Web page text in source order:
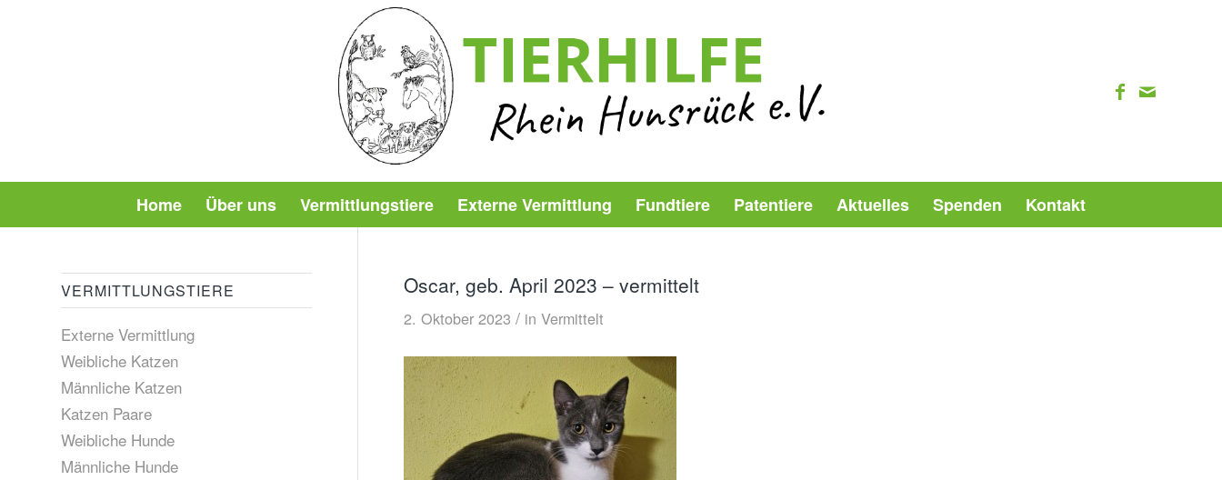
Home Über uns Vermittlungstiere Externe Vermittlung Fundtiere Patentiere Aktuelles Spenden Kontakt
Oscar, geb. April 2023 – vermittelt
2. Oktober 2023 / in Vermittelt
VERMITTLUNGSTIERE
Externe Vermittlung
Weibliche Katzen
Männliche Katzen
Katzen Paare
Weibliche Hunde
Männliche Hunde